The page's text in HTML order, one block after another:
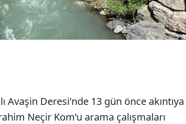
Avaşin Deresi'nde 13 gün önce akıntıya
Neçir Kom’u arama çalışmaları